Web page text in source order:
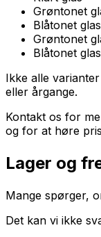
Grøntonet
Blåtonet glas
Grøntonet
Blåtonet
Ikke alle
eller årgange.
Kontakt os for
og for at høre
Lager og
Mange spørger,
Det kan vi ikke